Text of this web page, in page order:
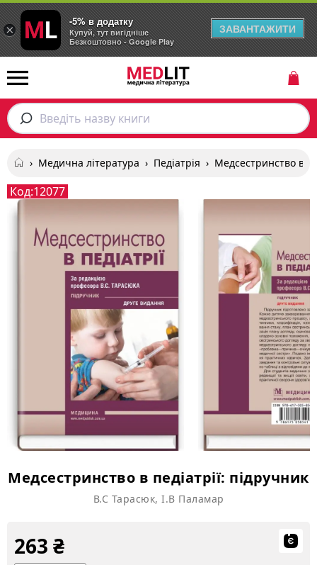
Введіть назву книги
› Медична література › Педіатрія › Медсестринство в
Код:12077
Медсестринство в педіатрії: підручник
В.С Тарасюк, І.В Паламар
263 ₴
×
-5% в додатку
Купуй, тут вигідніше
Безкоштовно - Google Play
ЗАВАНТАЖИТИ